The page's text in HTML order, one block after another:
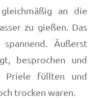
an die
zu gießen. Das
Äußerst
besprochen und
Priele füllten und
trocken waren.